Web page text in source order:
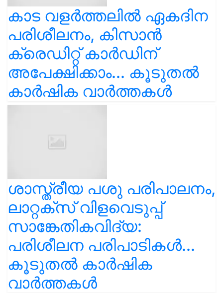
കാട വളര്‍ത്തലിൽ ഏകദിന
പരിശീലനം, കിസാൻ
ക്രെഡിറ്റ് കാർഡിന്
അപേക്ഷിക്കാം... കൂടുതൽ
കാർഷിക വാർത്തകൾ
ശാസ്ത്രീയ പശു പരിപാലനം,
ലാറ്റക്സ് വിളവെടുപ്പ്
സാങ്കേതികവിദ്യ:
പരിശീലന പരിപാടികൾ...
കൂടുതൽ കാർഷിക
വാർത്തകൾ